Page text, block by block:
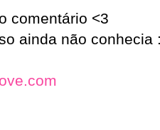
comentário <3
ainda não conhecia